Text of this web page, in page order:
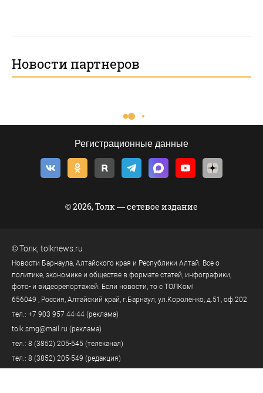
Новости партнеров
Регистрационные данные
© 2026, Толк — сетевое издание
©Толк tolknews.ru
Новости Барнаула, Алтайского края и Республики Алтай. Все о
политике, экономике и обществе в формате статей, инфографики,
фото- и видеорепортажей. Если новости, то с ТОЛКом!
656049 , Россия, Алтайский край, г.Барнаул, ул.Короленко, д.51, оф.202
тел.: +7 903 957 44-44 (реклама)
tolk.smg@mail.ru (реклама)
тел.: 8 (3852) 205-545 (телеканал)
тел.: 8 (3852) 205-549 (редакция)